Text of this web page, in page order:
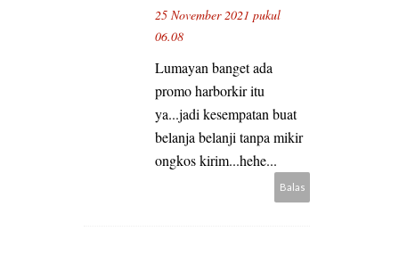
25 November 2021 pukul
06.08
Lumayan banget ada
promo harborkir itu
ya...jadi kesempatan buat
belanja belanji tanpa mikir
ongkos kirim...hehe...
Balas